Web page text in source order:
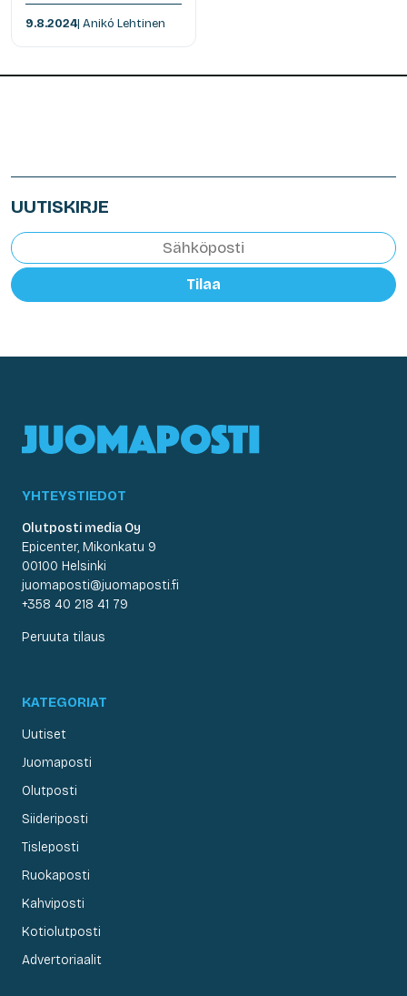
9.8.2024| Anikó Lehtinen
UUTISKIRJE
Tilaa
YHTEYSTIEDOT
Olutposti media Oy
Epicenter, Mikonkatu 9
00100 Helsinki
juomaposti@juomaposti.fi
+358 40 218 41 79
Peruuta tilaus
KATEGORIAT
Uutiset
Juomaposti
Olutposti
Siideriposti
Tisleposti
Ruokaposti
Kahviposti
Kotiolutposti
Advertoriaalit